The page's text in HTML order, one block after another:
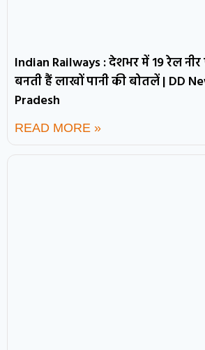
Indian Railways : देशभर में 19 रेल नीर
बनती हैं लाखों पानी की बोतलें | DD
Pradesh
READ MORE »